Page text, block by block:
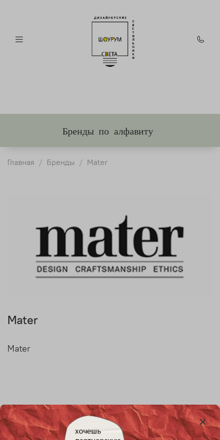
Бренды по алфавиту
Главная Бренды Mater
Mater
Mater
Товары, упомянутые в статье